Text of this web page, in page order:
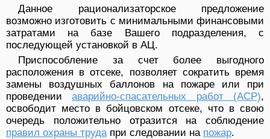
Данное рационализаторское предложение
возможно изготовить с минимальными финансовыми
затратами на базе Вашего подразделения, с
последующей установкой в АЦ.
Приспособление за счет более выгодного
расположения в отсеке, позволяет сократить время
замены воздушных баллонов на пожаре или при
проведенииаварийно-спасательных работ (АСР),
освободит место в бойцовском отсеке, что в свою
очередь положительно отразится на соблюдение
правил охраны труда при следовании на пожар.